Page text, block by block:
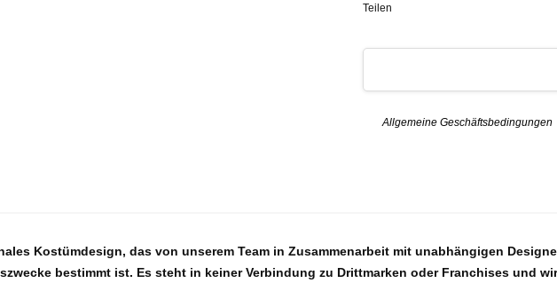
Teilen
Allgemeine Geschäftsbedingungen
Kostümdesign, das von unserem Team in Zusammenarbeit mit unabhängigen
bestimmt ist. Es steht in keiner Verbindung zu Drittmarken oder Franchises und